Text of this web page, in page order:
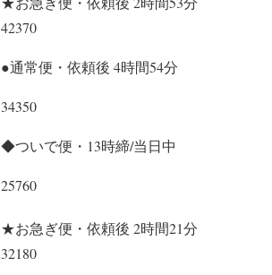
42370
●通常便・依頼後 4時間54分
34350
◆ついで便・13時締/当日中
25760
★お急ぎ便・依頼後 2時間21分
32180